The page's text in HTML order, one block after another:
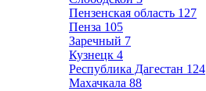
Пензенская область 127
Пенза 105
Заречный 7
Кузнецк 4
Республика Дагестан 124
Махачкала 88